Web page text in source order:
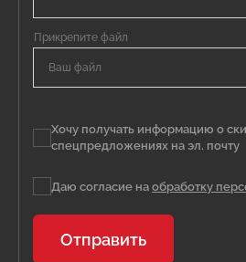
Ваш файл
Хочу получать информацию о
спецпредложениях на эл. почту
Даю согласие на обработку
Отправить